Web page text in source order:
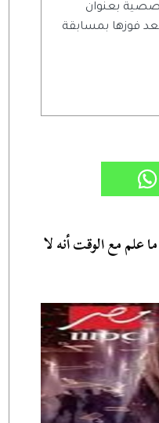
بعنوان
فوزها بمسابقة
مع الوقت أنه لا